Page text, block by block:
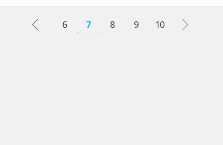
6 7 8 9 10